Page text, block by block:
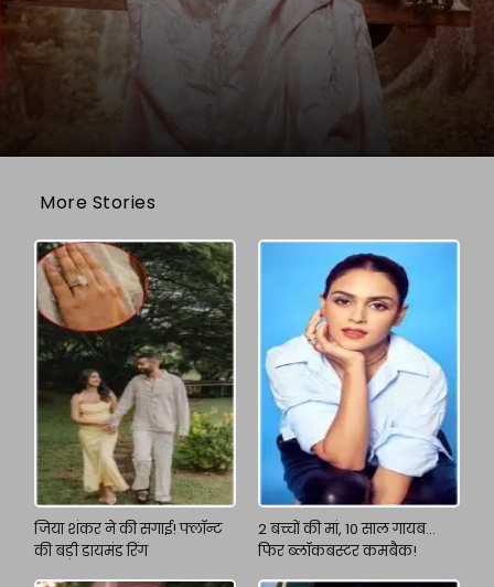
More Stories
जिया शंकर ने की सगाई! फ्लॉन्ट
की बड़ी डायमंड रिंग
2 बच्चों की मां, 10 साल गायब…
फिर ब्लॉकबस्टर कमबैक!